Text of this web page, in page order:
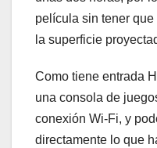
película sin tener
la superficie
Como tiene entrada
una consola de
conexión Wi-Fi, y
directamente lo que